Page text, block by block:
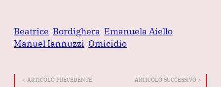
Beatrice Bordighera Emanuela Aiello
Manuel Iannuzzi Omicidio
< ARTICOLO PRECEDENTE ARTICOLO SUCCESSIVO >